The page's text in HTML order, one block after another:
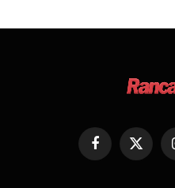
FacebookX
(Twitter)